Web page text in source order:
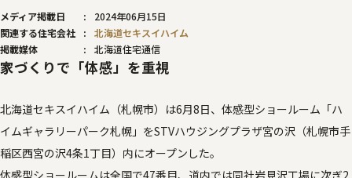
北見(オホーツク)版
メディア掲載日
2024年06月15日
関連する住宅会社
北海道セキスイハイム
掲載媒体
北海道住宅通信
家づくりで「体感」を重視
北海道セキスイハイム（札幌市）は6月8日、体感型ショールーム「ハ
イムギャラリーパーク札幌」をSTVハウジングプラザ宮の沢（札幌市手
稲区西宮の沢4条1丁目）内にオープンした。